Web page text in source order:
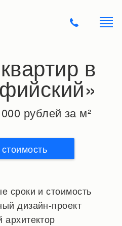
в
рублей за м²
сроки и стоимость
дизайн-проект